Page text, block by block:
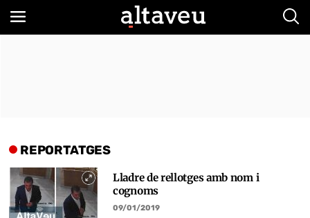
REPORTATGES
Lladre de rellotges amb nom i
cognoms
09/01/2019